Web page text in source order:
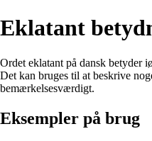
Eklatant
Ordet eklatant på dansk betyder
Det kan bruges til at beskrive
bemærkelsesværdigt.
Eksempler på brug